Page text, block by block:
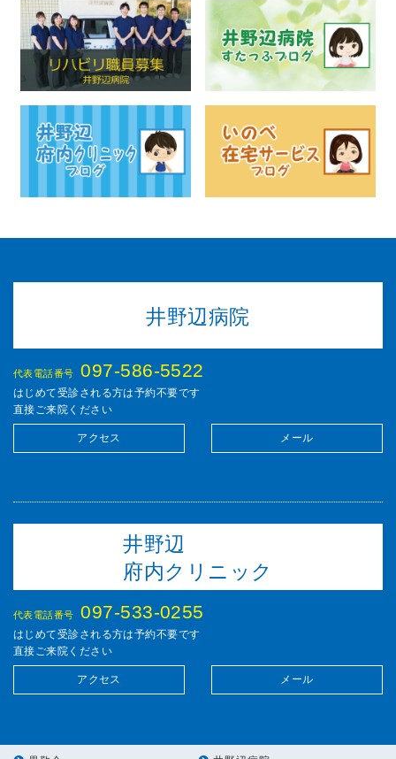
井野辺病院
代表電話番号 097-586-5522
はじめて受診される方は予約不要です
直接ご来院ください
アクセス メール
井野辺
府内クリニック
代表電話番号 097-533-0255
はじめて受診される方は予約不要です
直接ご来院ください
アクセス メール